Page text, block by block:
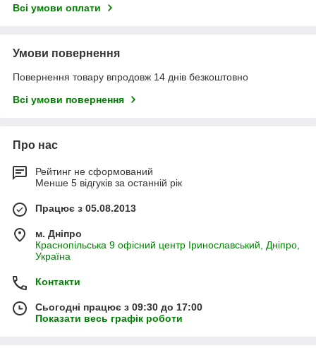
Всі умови оплати
Умови повернення
Повернення товару впродовж 14 днів безкоштовно
Всі умови повернення
Про нас
Рейтинг не сформований
Менше 5 відгуків за останній рік
Працює з 05.08.2013
м. Дніпро
Краснопільська 9 офісний центр Іринославський, Дніпро,
Україна
Контакти
Сьогодні працює з 09:30 до 17:00
Показати весь графік роботи